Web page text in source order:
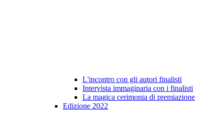
L'incontro con gli autori finalisti
Intervista immaginaria con i finalisti
La magica cerimonia di premiazione
Edizione 2022